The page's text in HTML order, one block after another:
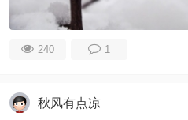
240 1
秋风有点凉